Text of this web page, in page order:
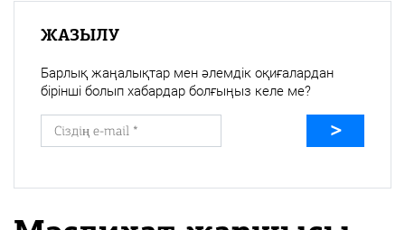
ЖАЗЫЛУ
Барлық жаңалықтар мен әлемдік оқиғалардан
бірінші болып хабардар болғыңыз келе ме?